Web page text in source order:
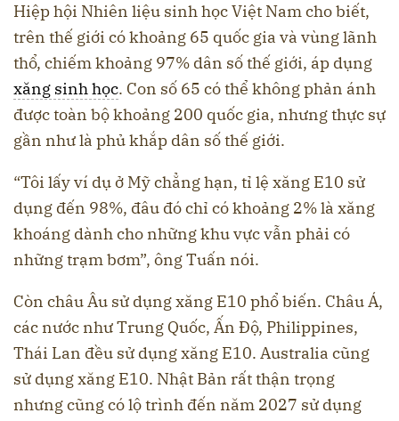
Hiệp hội Nhiên liệu sinh học Việt Nam cho biết,
trên thế giới có khoảng 65 quốc gia và vùng lãnh
thổ, chiếm khoảng 97% dân số thế giới, áp dụng
xăng sinh học. Con số 65 có thể không phản ánh
được toàn bộ khoảng 200 quốc gia, nhưng thực sự
gần như là phủ khắp dân số thế giới.
“Tôi lấy ví dụ ở Mỹ chẳng hạn, tỉ lệ xăng E10 sử
dụng đến 98%, đâu đó chỉ có khoảng 2% là xăng
khoáng dành cho những khu vực vẫn phải có
những trạm bơm”, ông Tuấn nói.
Còn châu Âu sử dụng xăng E10 phổ biến. Châu Á,
các nước như Trung Quốc, Ấn Độ, Philippines,
Thái Lan đều sử dụng xăng E10. Australia cũng
sử dụng xăng E10. Nhật Bản rất thận trọng
nhưng cũng có lộ trình đến năm 2027 sử dụng